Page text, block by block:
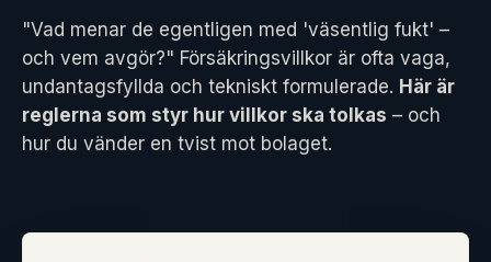
"Vad menar de egentligen med 'väsentlig fukt' –
och vem avgör?" Försäkringsvillkor är ofta vaga,
undantagsfyllda och tekniskt formulerade. Här är
reglerna som styr hur villkor ska tolkas – och
hur du vänder en tvist mot bolaget.